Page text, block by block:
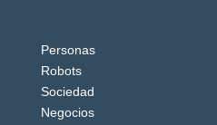
Personas
Robots
Sociedad
Negocios